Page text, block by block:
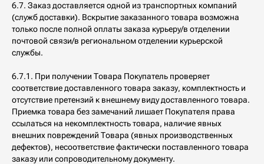
6.7. Заказ доставляется одной из транспортных компаний
(служб доставки). Вскрытие заказанного товара возможна
только после полной оплаты заказа курьеру/в отделении
почтовой связи/в региональном отделении курьерской
службы.
6.7.1. При получении Товара Покупатель проверяет
соответствие доставленного товара заказу, комплектность и
отсутствие претензий к внешнему виду доставленного товара.
Приемка товара без замечаний лишает Покупателя права
ссылаться на некомплектность товара, наличие явных
внешних повреждений Товара (явных производственных
дефектов), несоответствие фактически поставленного товара
заказу или сопроводительному документу.